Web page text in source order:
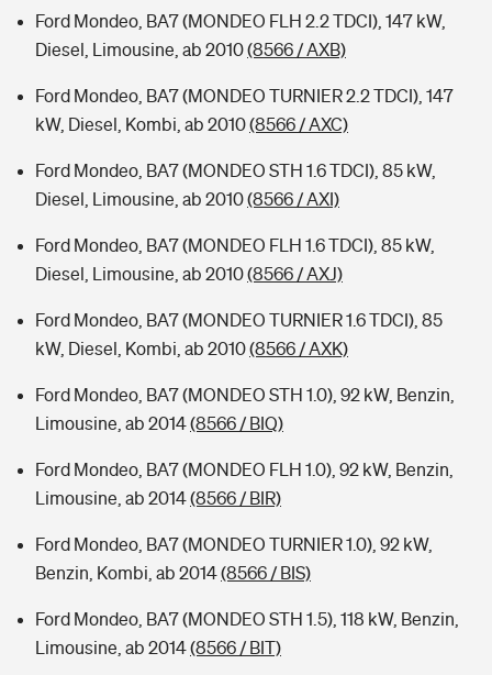
Ford Mondeo, BA7 (MONDEO FLH 2.2 TDCI), 147 kW,
Diesel, Limousine, ab 2010(8566 / AXB)
Ford Mondeo, BA7 (MONDEO TURNIER 2.2 TDCI), 147
kW, Diesel, Kombi, ab 2010(8566 / AXC)
Ford Mondeo, BA7 (MONDEO STH 1.6 TDCI), 85 kW,
Diesel, Limousine, ab 2010(8566 / AXI)
Ford Mondeo, BA7 (MONDEO FLH 1.6 TDCI), 85 kW,
Diesel, Limousine, ab 2010(8566 / AXJ)
Ford Mondeo, BA7 (MONDEO TURNIER 1.6 TDCI), 85
kW, Diesel, Kombi, ab 2010(8566 / AXK)
Ford Mondeo, BA7 (MONDEO STH 1.0), 92 kW, Benzin,
Limousine, ab 2014(8566 / BIQ)
Ford Mondeo, BA7 (MONDEO FLH 1.0), 92 kW, Benzin,
Limousine, ab 2014(8566 / BIR)
Ford Mondeo, BA7 (MONDEO TURNIER 1.0), 92 kW,
Benzin, Kombi, ab 2014(8566 / BIS)
Ford Mondeo, BA7 (MONDEO STH 1.5), 118 kW, Benzin,
Limousine, ab 2014(8566 / BIT)